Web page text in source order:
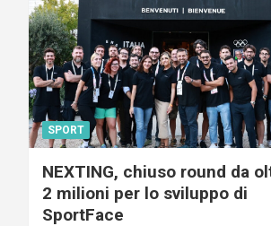
SPORT
NEXTING, chiuso round da
2 milioni per lo sviluppo di
SportFace